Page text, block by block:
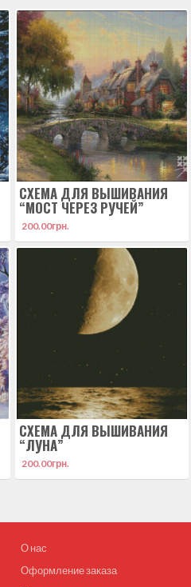
СХЕМА ДЛЯ ВЫШИВАНИЯ
“МОСТ ЧЕРЕЗ РУЧЕЙ”
200.00грн.
СХЕМА ДЛЯ ВЫШИВАНИЯ
“ЛУНА”
200.00грн.
О нас
Оформление заказа